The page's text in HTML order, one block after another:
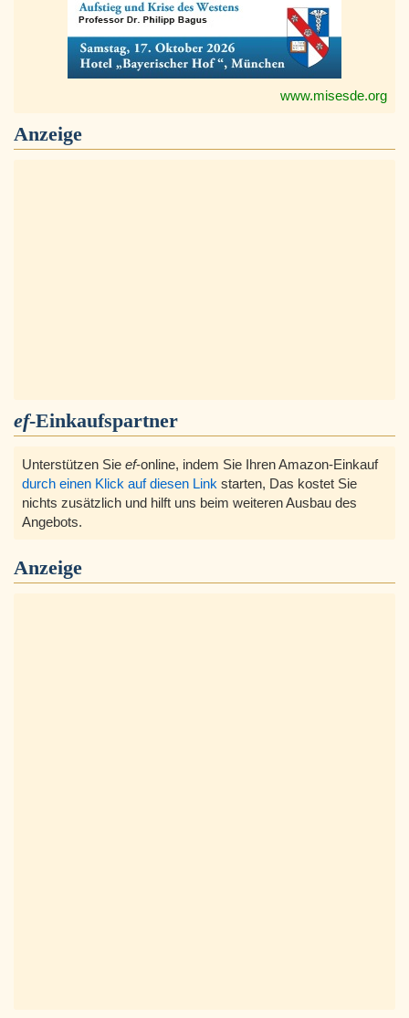
www.misesde.org
Anzeige
ef-Einkaufspartner
Unterstützen Sie ef-online, indem Sie Ihren Amazon-Einkauf
durch einen Klick auf diesen Link starten, Das kostet Sie
nichts zusätzlich und hilft uns beim weiteren Ausbau des
Angebots.
Anzeige